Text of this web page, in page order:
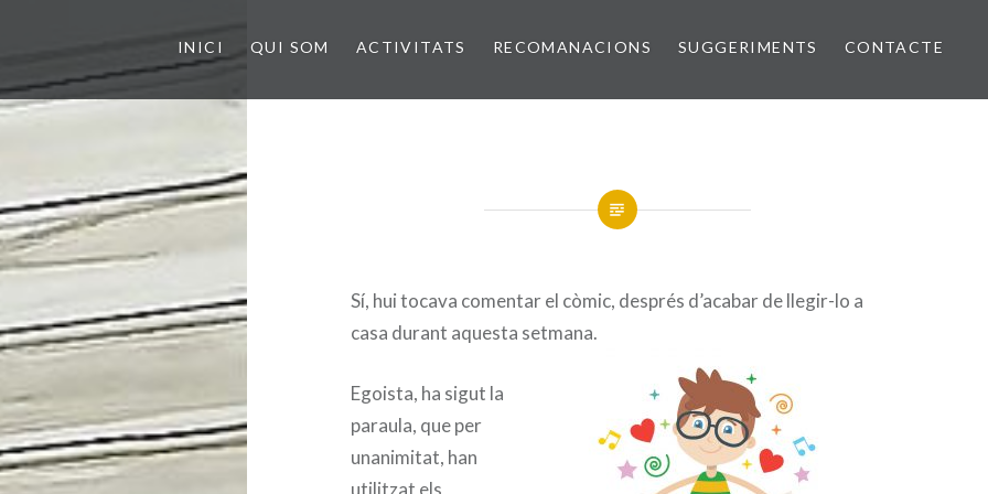
INICI QUI SOM ACTIVITATS RECOMANACIONS SUGGERIMENTS CONTACTE
Sí, hui tocava comentar el còmic, després d’acabar de llegir-lo a
casa durant aquesta setmana.
Egoista, ha sigut la
paraula, que per
unanimitat, han
utilitzat els